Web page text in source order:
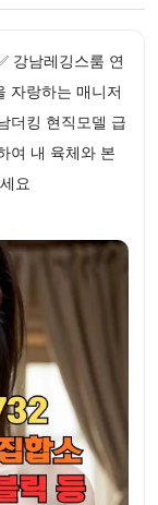
강남레깅스룸 연
자랑하는 매니저
더킹 현직모델 급
여 내 육체와 본
요